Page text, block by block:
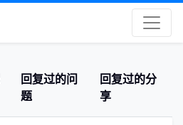
回复过的问
题
回复过的分
享